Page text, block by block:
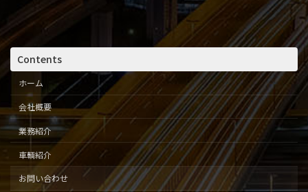
Contents
ホーム
会社概要
業務紹介
車輌紹介
お問い合わせ